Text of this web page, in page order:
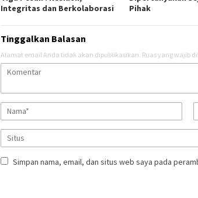
Integritas dan Berkolaborasi
Pihak
Tinggalkan Balasan
Alamat email Anda tidak akan dipublikasikan. Ruas yang wajib
Simpan nama, email, dan situs web saya pada